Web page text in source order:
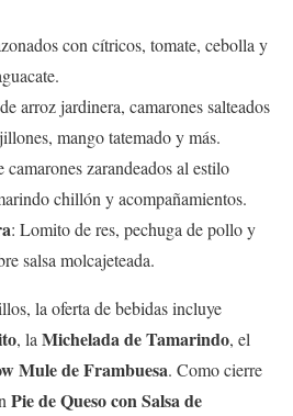
con cítricos, tomate, cebolla y
arroz jardinera, camarones salteados
mango tatemado y más.
camarones zarandeados al estilo
chillón y acompañamientos.
: Lomito de res, pechuga de pollo y
salsa molcajeteada.
la oferta de bebidas incluye
, la Michelada de Tamarindo, el
Mule de Frambuesa. Como cierre
Pie de Queso con Salsa de